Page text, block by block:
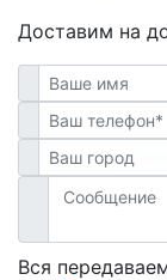
Доставим на
Вся